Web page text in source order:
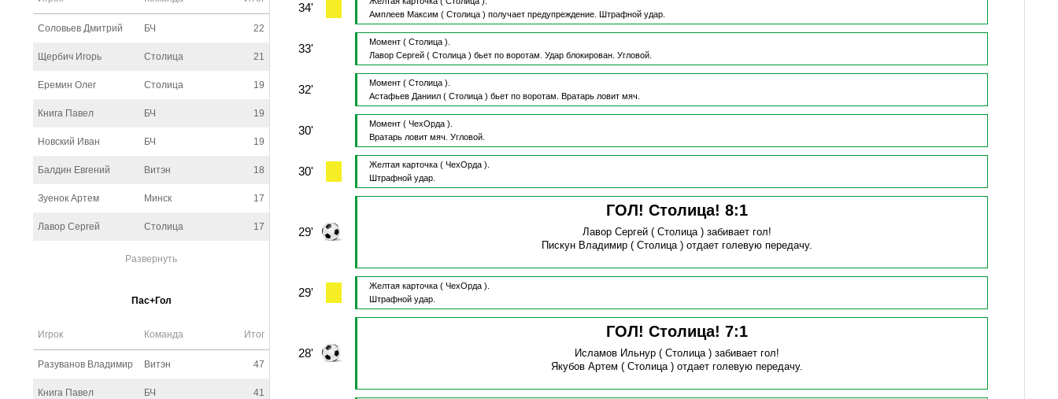
Соловьев Дмитрий БЧ 22
Щербич Игорь Столица 21
Еремин Олег Столица 19
Книга Павел БЧ 19
Новский Иван БЧ 19
Балдин Евгений Витэн 18
Зуенок Артем Минск 17
Лавор Сергей Столица 17
Развернуть
Пас+Гол
Игрок Команда Итог
Разуванов Владимир Витэн 47
Книга Павел БЧ 41
34'
Амплеев Максим ( Столица ) получает предупреждение. Штрафной удар.
33' Момент ( Столица ).
Лавор Сергей( Столица ) бьет по воротам. Удар блокирован. Угловой.
32' Момент ( Столица ).
Астафьев Даниил( Столица ) бьет по воротам. Вратарь ловит мяч.
30' Момент ( ЧехОрда ).
Вратарь ловит мяч. Угловой.
30' Желтая карточка ( ЧехОрда ).
Штрафной удар.
29'
ГОЛ! Столица! 8:1
Лавор Сергей( Столица ) забивает гол!
Пискун Владимир( Столица ) отдает голевую передачу.
29' Желтая карточка ( ЧехОрда ).
Штрафной удар.
28'
ГОЛ! Столица! 7:1
Исламов Ильнур( Столица ) забивает гол!
Якубов Артем ( Столица ) отдает голевую передачу.